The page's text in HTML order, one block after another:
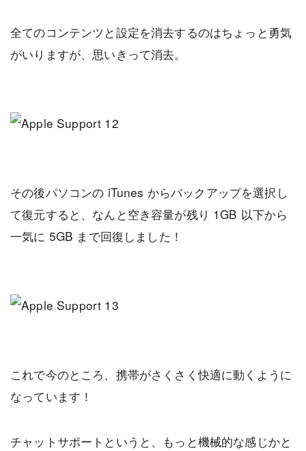
全てのコンテンツと設定を消去するのはちょっと勇気
がいりますが、思いきって消去。
その後パソコンの iTunes からバックアップを選択し
て復元すると、なんと空き容量が残り 1GB 以下から
一気に 5GB まで回復しました！
これで今のところ、携帯がさくさく快適に動くように
なっています！
チャットサポートというと、もっと機械的な感じかと